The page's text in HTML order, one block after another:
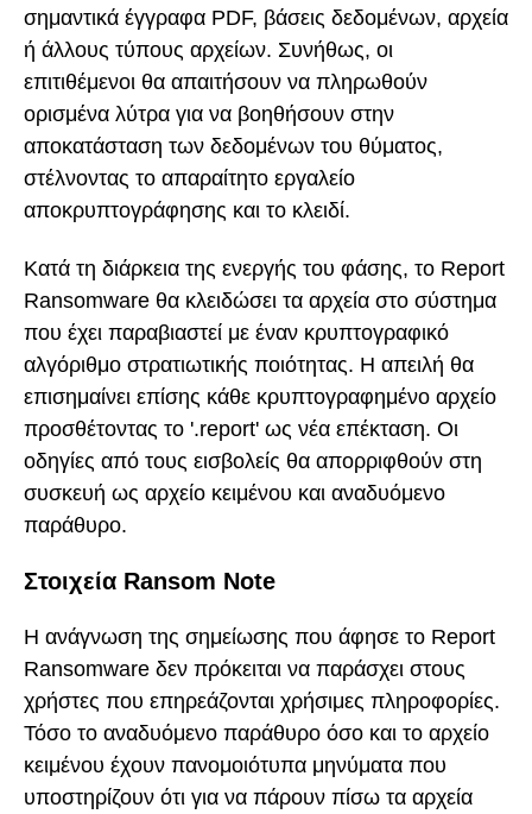
σημαντικά έγγραφα PDF, βάσεις δεδομένων, αρχεία
ή άλλους τύπους αρχείων. Συνήθως, οι
επιτιθέμενοι θα απαιτήσουν να πληρωθούν
ορισμένα λύτρα για να βοηθήσουν στην
αποκατάσταση των δεδομένων του θύματος,
στέλνοντας το απαραίτητο εργαλείο
αποκρυπτογράφησης και το κλειδί.
Κατά τη διάρκεια της ενεργής του φάσης, το Report
Ransomware θα κλειδώσει τα αρχεία στο σύστημα
που έχει παραβιαστεί με έναν κρυπτογραφικό
αλγόριθμο στρατιωτικής ποιότητας. Η απειλή θα
επισημαίνει επίσης κάθε κρυπτογραφημένο αρχείο
προσθέτοντας το '.report' ως νέα επέκταση. Οι
οδηγίες από τους εισβολείς θα απορριφθούν στη
συσκευή ως αρχείο κειμένου και αναδυόμενο
παράθυρο.
Στοιχεία Ransom Note
Η ανάγνωση της σημείωσης που άφησε το Report
Ransomware δεν πρόκειται να παράσχει στους
χρήστες που επηρεάζονται χρήσιμες πληροφορίες.
Τόσο το αναδυόμενο παράθυρο όσο και το αρχείο
κειμένου έχουν πανομοιότυπα μηνύματα που
υποστηρίζουν ότι για να πάρουν πίσω τα αρχεία